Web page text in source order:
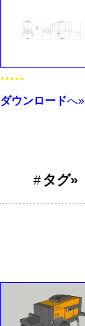
★★★★★
ダウンロードへ»
タグ»